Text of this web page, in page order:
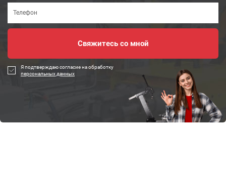
Я подтверждаю согласие на обработку
персональных данных